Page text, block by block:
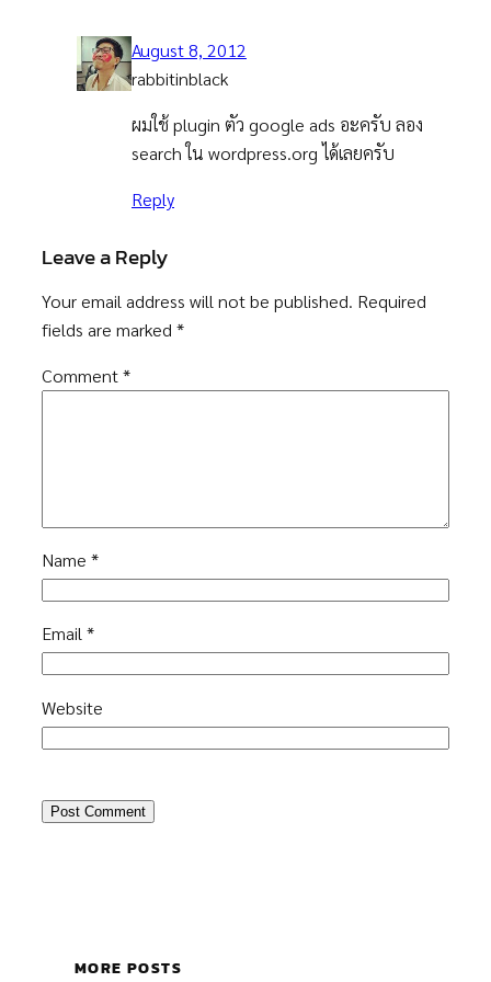
August 8, 2012
rabbitinblack
ผมใช้ plugin ตัว google ads อะครับ ลอง
search ใน wordpress.org ได้เลยครับ
Reply
Leave a Reply
Your email address will not be published. Required
fields are marked *
Comment*
Name *
Email*
Website
MORE POSTS